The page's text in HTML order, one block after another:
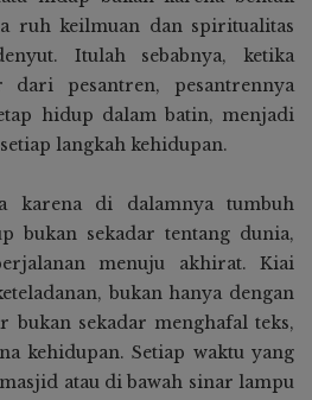
ruh keilmuan dan spiritualitas
Itulah sebabnya, ketika
dari pesantren, pesantrennya
hidup dalam batin, menjadi
langkah kehidupan.
karena di dalamnya tumbuh
bukan sekadar tentang dunia,
menuju akhirat. Kiai
bukan hanya dengan
bukan sekadar menghafal teks,
kehidupan. Setiap waktu yang
atau di bawah sinar lampu